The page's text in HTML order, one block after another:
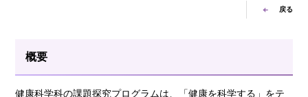
戻る
概要
健康科学科の課題探究プログラムは、「健康を科学する」をテ